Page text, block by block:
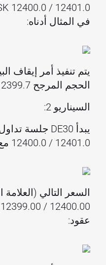
في المثال أدناه:
يتم تنفيذ أمر إيقاف
الحجم المرجح 12399.7 (BID)
السيناريو 2:
12400.0 / 12401.0 مع توفر السيولة 5 عقود:
عقود: